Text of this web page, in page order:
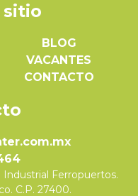
sitio
BLOG
VACANTES
CONTACTO
Industrial Ferropuertos.
C.P. 27400.